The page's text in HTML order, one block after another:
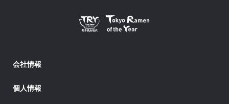
会社情報
個人情報